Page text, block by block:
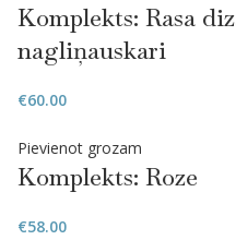
Komplekts: Rasa
nagliņauskari
€60.00
Pievienot grozam
Komplekts: Roze
€58.00